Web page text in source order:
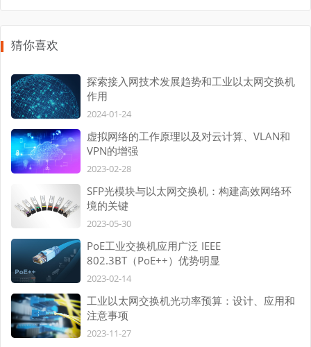
猜你喜欢
探索接入网技术发展趋势和工业以太网交换机
作用
2024-01-24
虚拟网络的工作原理以及对云计算、VLAN和
VPN的增强
2023-02-28
SFP光模块与以太网交换机：构建高效网络环
境的关键
2023-05-30
PoE工业交换机应用广泛 IEEE
802.3BT（PoE++）优势明显
2023-02-14
工业以太网交换机光功率预算：设计、应用和
注意事项
2023-11-27